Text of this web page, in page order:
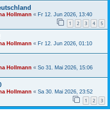
Hollmann « Fr 12. Jun 2026, 13:40
1 2 3 4 5
Hollmann « Fr 12. Jun 2026, 01:10
Hollmann « So 31. Mai 2026, 15:06
Hollmann « Sa 30. Mai 2026, 23:52
1 2 3